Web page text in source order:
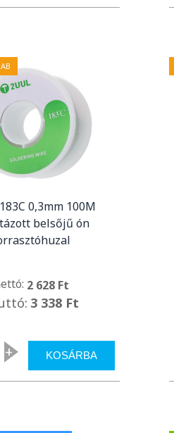
0,3mm 100M
belsőjű ón
2 628 Ft
3 338 Ft
+ KOSÁRBA